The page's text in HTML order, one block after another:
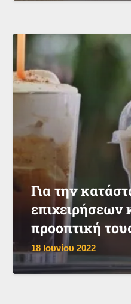
Για την
επιχειρήσεων
προοπτική
18 Ιουνίου 2022